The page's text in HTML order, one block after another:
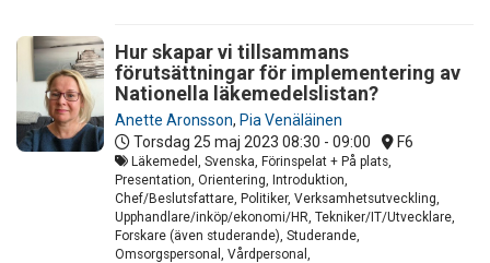
Hur skapar vi tillsammans
förutsättningar för implementering av
Nationella läkemedelslistan?
Anette Aronsson, Pia Venäläinen
Torsdag 25 maj 2023 08:30 - 09:00 F6
Läkemedel, Svenska, Förinspelat + På plats,
Presentation, Orientering, Introduktion,
Chef/Beslutsfattare, Politiker, Verksamhetsutveckling,
Upphandlare/inköp/ekonomi/HR, Tekniker/IT/Utvecklare,
Forskare (även studerande), Studerande,
Omsorgspersonal, Vårdpersonal,